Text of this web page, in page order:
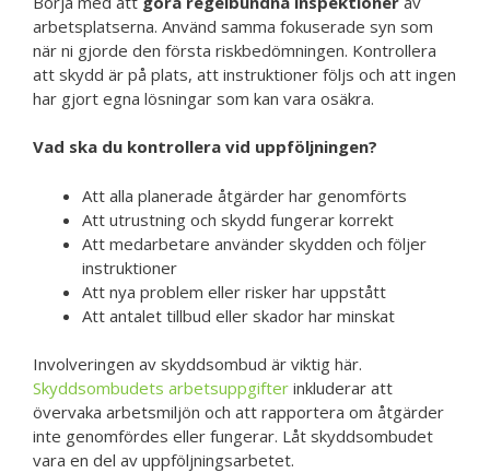
arbetsplatserna. Använd samma fokuserade syn som
när ni gjorde den första riskbedömningen. Kontrollera
att skydd är på plats, att instruktioner följs och att ingen
har gjort egna lösningar som kan vara osäkra.
Vad ska du kontrollera vid uppföljningen?
Att alla planerade åtgärder har genomförts
Att utrustning och skydd fungerar korrekt
Att medarbetare använder skydden och följer
instruktioner
Att nya problem eller risker har uppstått
Att antalet tillbud eller skador har minskat
Involveringen av skyddsombud är viktig här.
Skyddsombudets arbetsuppgifter inkluderar att
övervaka arbetsmiljön och att rapportera om åtgärder
inte genomfördes eller fungerar. Låt skyddsombudet
vara en del av uppföljningsarbetet.